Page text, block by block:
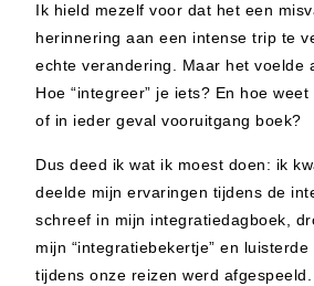
Ik hield mezelf voor dat het een
herinnering aan een intense trip te
echte verandering. Maar het voelde
Hoe “integreer” je iets? En hoe
of in ieder geval vooruitgang boek?
Dus deed ik wat ik moest doen: ik
deelde mijn ervaringen tijdens de
schreef in mijn integratiedagboek,
mijn “integratiebekertje” en
tijdens onze reizen werd